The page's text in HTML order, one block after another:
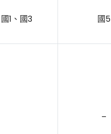
國1、國3 國5
–